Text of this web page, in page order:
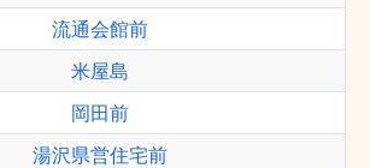
流通会館前
米屋島
岡田前
湯沢県営住宅前